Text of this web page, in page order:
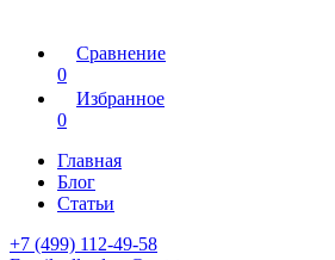
Сравнение
0
Избранное
0
Главная
Блог
Статьи
+7 (499) 112-49-58